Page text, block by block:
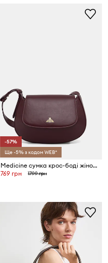
-57%
Ще -5% з кодом WEB*
Medicine сумка крос-боді жіноча
769 грн
1799 грн